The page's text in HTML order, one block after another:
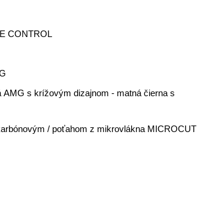
CONTROL
AMG s krížovým dizajnom - matná čierna s
/ poťahom z mikrovlákna MICROCUT